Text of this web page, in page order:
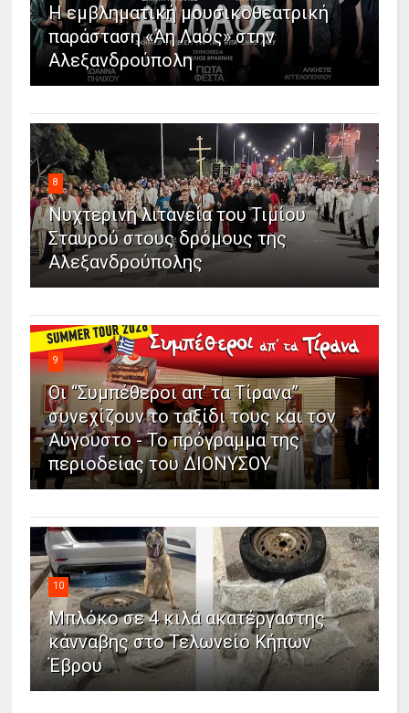
Η εμβληματική μουσικοθεατρική
παράσταση «Άη Λαός» στην
Αλεξανδρούπολη
8
Νυχτερινή λιτανεία του Τιμίου
Σταυρού στους δρόμους της
Αλεξανδρούπολης
9
Οι “Συμπέθεροι απ’ τα Τίρανα”
συνεχίζουν το ταξίδι τους και τον
Αύγουστο - Το πρόγραμμα της
περιοδείας του ΔΙΟΝΥΣΟΥ
10
Μπλόκο σε 4 κιλά ακατέργαστης
κάνναβης στο Τελωνείο Κήπων
Έβρου